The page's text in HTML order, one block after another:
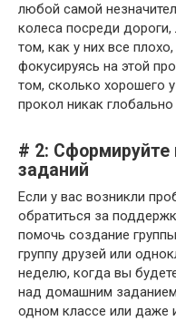
любой самой
колеса посреди
том, как у них все
фокусируясь на этой
том, сколько хорошего
прокол никак
# 2: Сформируйте
заданий
Если у вас возникли
обратиться за
помочь создание
группу друзей или
неделю, когда вы
над домашним
одном классе или даже